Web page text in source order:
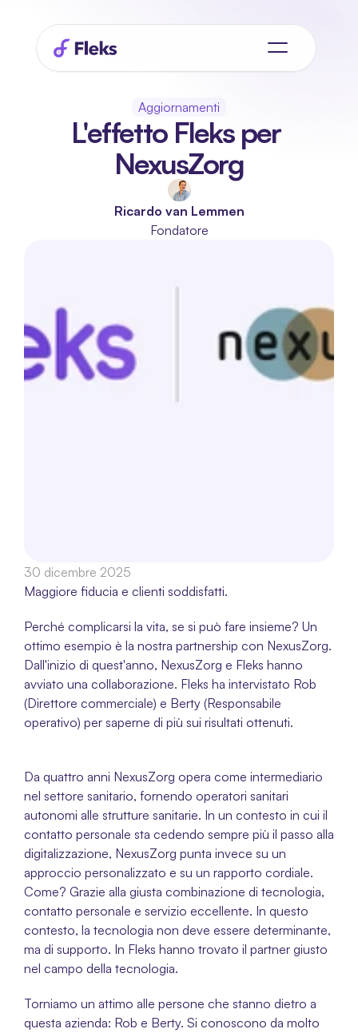
Aggiornamenti
L'effetto Fleks per
NexusZorg
Ricardo van Lemmen
Fondatore
30 dicembre 2025
Maggiore fiducia e clienti soddisfatti.
Perché complicarsi la vita, se si può fare insieme? Un
ottimo esempio è la nostra partnership con NexusZorg.
Dall'inizio di quest'anno, NexusZorg e Fleks hanno
avviato una collaborazione. Fleks ha intervistato Rob
(Direttore commerciale) e Berty (Responsabile
operativo) per saperne di più sui risultati ottenuti.
Da quattro anni NexusZorg opera come intermediario
nel settore sanitario, fornendo operatori sanitari
autonomi alle strutture sanitarie. In un contesto in cui il
contatto personale sta cedendo sempre più il passo alla
digitalizzazione, NexusZorg punta invece su un
approccio personalizzato e su un rapporto cordiale.
Come? Grazie alla giusta combinazione di tecnologia,
contatto personale e servizio eccellente. In questo
contesto, la tecnologia non deve essere determinante,
ma di supporto. In Fleks hanno trovato il partner giusto
nel campo della tecnologia.
Torniamo un attimo alle persone che stanno dietro a
questa azienda: Rob e Berty. Si conoscono da molto